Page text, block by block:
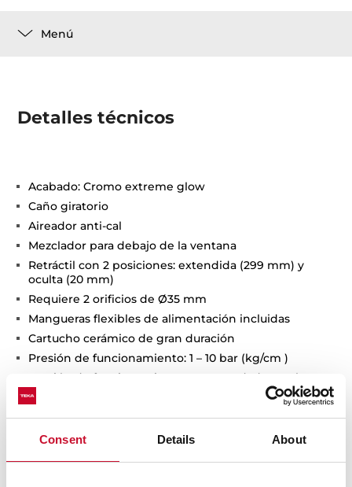
Consent Details About
Menú
Detalles técnicos
Acabado: Cromo extreme glow
Caño giratorio
Aireador anti-cal
Mezclador para debajo de la ventana
Retráctil con 2 posiciones: extendida (299 mm) y
oculta (20 mm)
Requiere 2 orificios de Ø35 mm
Mangueras flexibles de alimentación incluidas
Cartucho cerámico de gran duración
Presión de funcionamiento: 1 – 10 bar (kg/cm )
Presión de funcionamiento recomendada: 2 -5 bar
(kg/cm )
Temperatura máxima del agua caliente: 90˚C
Peso neto: 2.2 kg